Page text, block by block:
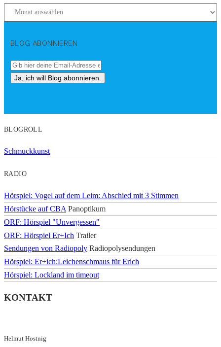
BLOG ABONNIEREN
BLOGROLL
Schmuckkunst
RADIO
Hörspiel: Vogel auf dem Leim: Abschied mit 3 Stimmen
Hörstücke auf CBA Panoptikum
ORF: Hörspiel "Unvergessen"
ORF: Hörspiel Er+Ich Trailer
Sendungen von Radiopoly Radiopolysendungen
Hörspiel: Er+ich:Leichenschmaus für Erich
Hörspiel: Lockland im timeout
KONTAKT
Helmut Hostnig